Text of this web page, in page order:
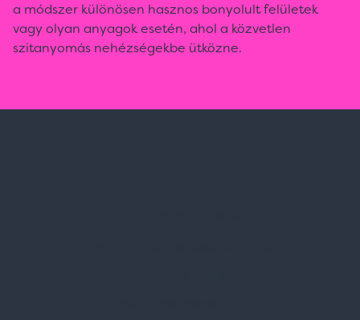
a módszer különösen hasznos bonyolult felületek
vagy olyan anyagok esetén, ahol a közvetlen
szitanyomás nehézségekbe ütközne.